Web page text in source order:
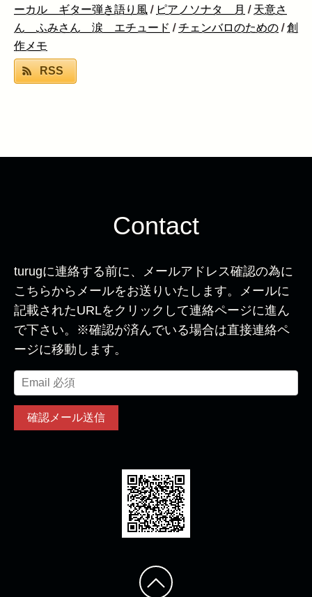
ーカル ギター弾き語り風 / ピアノソナタ 月 / 天意さ
ん ふみさん 涙 エチュード /チェンバロのための /創
作メモ
RSS
Contact
turugに連絡する前に、メールアドレス確認の為に
こちらからメールをお送りいたします。メールに
記載されたURLをクリックして連絡ページに進ん
で下さい。※確認が済んでいる場合は直接連絡ペ
ージに移動します。